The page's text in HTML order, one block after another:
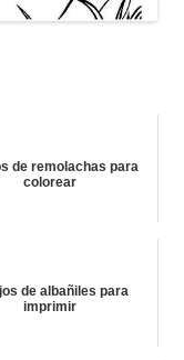
de remolachas para
colorear
de albañiles para
imprimir